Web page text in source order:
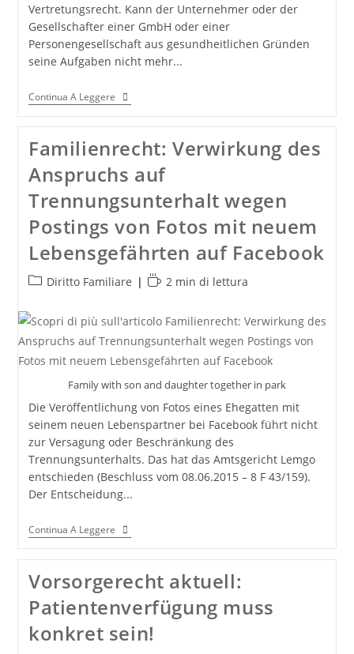
Vertretungsrecht. Kann der Unternehmer oder der
Gesellschafter einer GmbH oder einer
Personengesellschaft aus gesundheitlichen Gründen
seine Aufgaben nicht mehr...
Continua A LeggereVORSORGEVOLLMACHT
FÜR
Familienrecht: Verwirkung des
Anspruchs auf
Trennungsunterhalt wegen
Postings von Fotos mit neuem
Lebensgefährten auf Facebook
Categoria
Diritto Familiare
Tempo
lettura:
2 min di lettura
Family with son and daughter together in park
Die Veröffentlichung von Fotos eines Ehegatten mit
seinem neuen Lebenspartner bei Facebook führt nicht
zur Versagung oder Beschränkung des
Trennungsunterhalts. Das hat das Amtsgericht Lemgo
entschieden (Beschluss vom 08.06.2015 – 8 F 43/159).
Der Entscheidung...
Continua A LeggereFamilienrecht:
Verwirkung
Auf
Trennungsunterhalt
Wegen
Postings
Von
Fotos
Vorsorgerecht aktuell:
Patientenverfügung muss
konkret sein!